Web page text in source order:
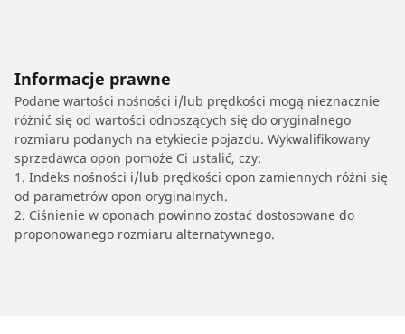
Informacje prawne
Podane wartości nośności i/lub prędkości mogą nieznacznie
różnić się od wartości odnoszących się do oryginalnego
rozmiaru podanych na etykiecie pojazdu. Wykwalifikowany
sprzedawca opon pomoże Ci ustalić, czy:
1. Indeks nośności i/lub prędkości opon zamiennych różni się
od parametrów opon oryginalnych.
2. Ciśnienie w oponach powinno zostać dostosowane do
proponowanego rozmiaru alternatywnego.